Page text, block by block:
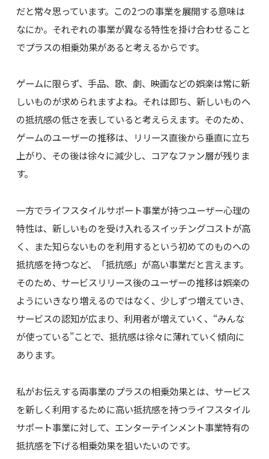
だと常々思っています。この2つの事業を展開する意味は
なにか。それぞれの事業が異なる特性を掛け合わせること
でプラスの相乗効果があると考えるからです。
ゲームに限らず、手品、歌、劇、映画などの娯楽は常に新
しいものが求められますよね。それは即ち、新しいものへ
の抵抗感の低さを表していると考えらえます。そのため、
ゲームのユーザーの推移は、リリース直後から垂直に立ち
上がり、その後は徐々に減少し、コアなファン層が残りま
す。
一方でライフスタイルサポート事業が持つユーザー心理の
特性は、新しいものを受け入れるスイッチングコストが高
く、また知らないものを利用するという初めてのものへの
抵抗感を持つなど、「抵抗感」が高い事業だと言えます。
そのため、サービスリリース後のユーザーの推移は娯楽の
ようにいきなり増えるのではなく、少しずつ増えていき、
サービスの認知が広まり、利用者が増えていく、“みんな
が使っている”ことで、抵抗感は徐々に薄れていく傾向に
あります。
私がお伝えする両事業のプラスの相乗効果とは、サービス
を新しく利用するために高い抵抗感を持つライフスタイル
サポート事業に対して、エンターテインメント事業特有の
抵抗感を下げる相乗効果を狙いたいのです。